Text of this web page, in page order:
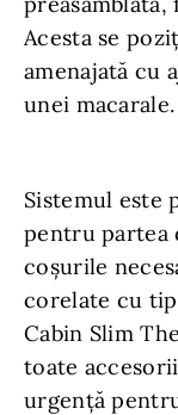
Acesta se
amenajată cu
unei macarale.
Sistemul este
pentru partea
coșurile
corelate cu
Cabin Slim
toate
urgenţă